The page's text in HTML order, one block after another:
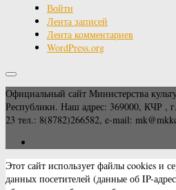
Войти
Лента записей
Лента комментариев
WordPress.org
Официальный сайт Министерства
Республики. Наш адрес: 369000, КЧР ,
23 тел.: 8(8782)266582, e-mail:
Этот сайт использует файлы cookies и
данных посетителей (данные об IP-